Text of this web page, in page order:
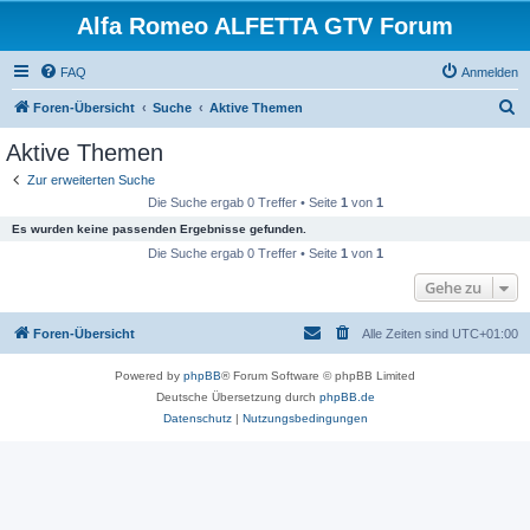
Alfa Romeo ALFETTA GTV Forum
FAQ Anmelden
Foren-Übersicht Suche Aktive Themen
Aktive Themen
Zur erweiterten Suche
Die Suche ergab 0 Treffer • Seite 1 von 1
Es wurden keine passenden Ergebnisse gefunden.
Die Suche ergab 0 Treffer • Seite 1 von 1
Gehe zu
Foren-Übersicht Alle Zeiten sind UTC+01:00
Powered by phpBB® Forum Software © phpBB Limited
Deutsche Übersetzung durch phpBB.de
Datenschutz| Nutzungsbedingungen